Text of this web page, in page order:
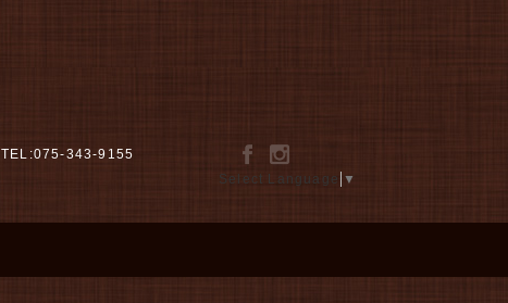
TEL:075-343-9155
Select Language ▼